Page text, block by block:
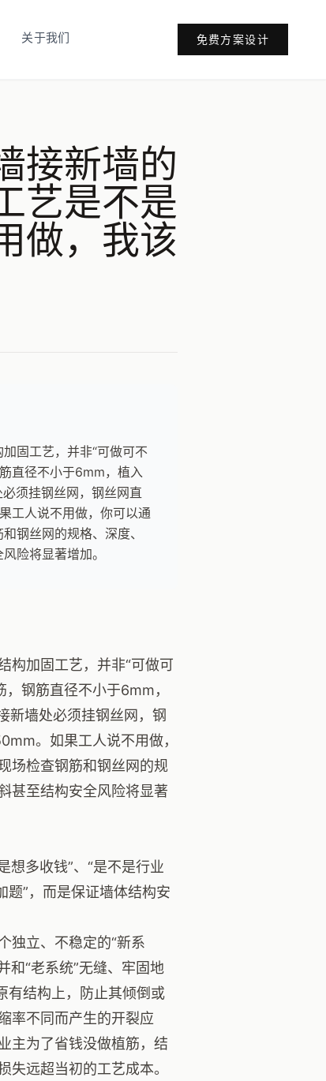
关于我们 免费方案设计
接新墙的
艺是不是
做，我该
固工艺，并非“可做可不
直径不小于6mm，植入
须挂钢丝网，钢丝网直
工人说不用做，你可以通
钢丝网的规格、深度、
险将显著增加。
构加固工艺，并非“可做可
钢筋直径不小于6mm，
新墙处必须挂钢丝网，钢
。如果工人说不用做，
场检查钢筋和钢丝网的规
甚至结构安全风险将显著
想多收钱”、“是不是行业
题”，而是保证墙体结构安
独立、不稳定的“新系
和“老系统”无缝、牢固地
有结构上，防止其倾倒或
率不同而产生的开裂应
主为了省钱没做植筋，结
远超当初的工艺成本。